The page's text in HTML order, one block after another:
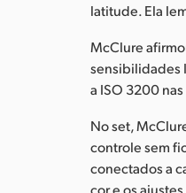
latitude. Ela
McClure
sensibilidades
a ISO 3200
No set,
controle sem
conectados a
cor e os